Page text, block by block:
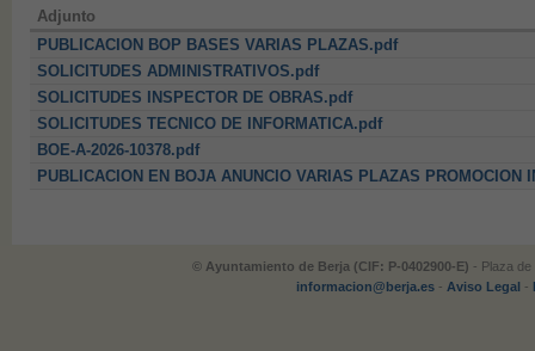
Adjunto
PUBLICACION BOP BASES VARIAS PLAZAS.pdf
SOLICITUDES ADMINISTRATIVOS.pdf
SOLICITUDES INSPECTOR DE OBRAS.pdf
SOLICITUDES TECNICO DE INFORMATICA.pdf
BOE-A-2026-10378.pdf
PUBLICACION EN BOJA ANUNCIO VARIAS PLAZAS PROMOCION
© Ayuntamiento de Berja (CIF: P-0402900-E) - Plaza
informacion@berja.es - Aviso Legal -